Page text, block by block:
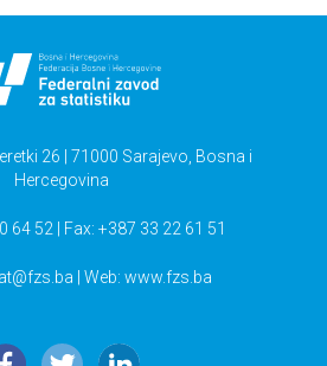
26 | 71000 Sarajevo, Bosna i
Hercegovina
64 52 | Fax: +387 33 22 61 51
| Web: www.fzs.ba